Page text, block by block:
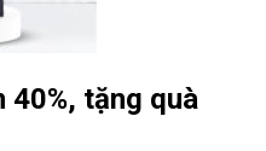
40%, tặng quà